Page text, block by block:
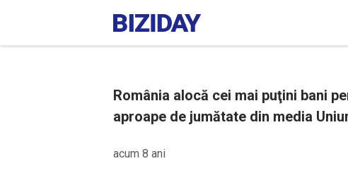
România alocă cei mai puţini bani
aproape de jumătate din media
acum 8 ani